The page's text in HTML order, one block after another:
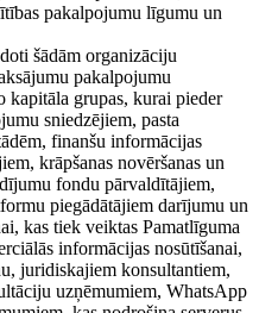
pakalpojumu līgumu un
šādām organizāciju
pakalpojumu
kapitāla grupas, kurai pieder
sniedzējiem, pasta
finanšu informācijas
krāpšanas novēršanas un
fondu pārvaldītājiem,
piegādātājiem darījumu un
kas tiek veiktas Pamatlīguma
informācijas nosūtīšanai,
juridiskajiem konsultantiem,
uzņēmumiem, WhatsApp